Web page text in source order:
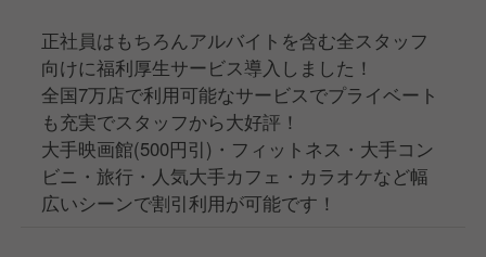
正社員はもちろんアルバイトを含む全スタッフ
向けに福利厚生サービス導入しました！
全国7万店で利用可能なサービスでプライベート
も充実でスタッフから大好評！
大手映画館(500円引)・フィットネス・大手コン
ビニ・旅行・人気大手カフェ・カラオケなど幅
広いシーンで割引利用が可能です！